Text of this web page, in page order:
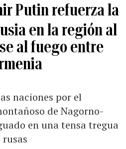
Putin refuerza la
en la región al
al fuego entre
naciones por el
de Nagorno-
en una tensa tregua